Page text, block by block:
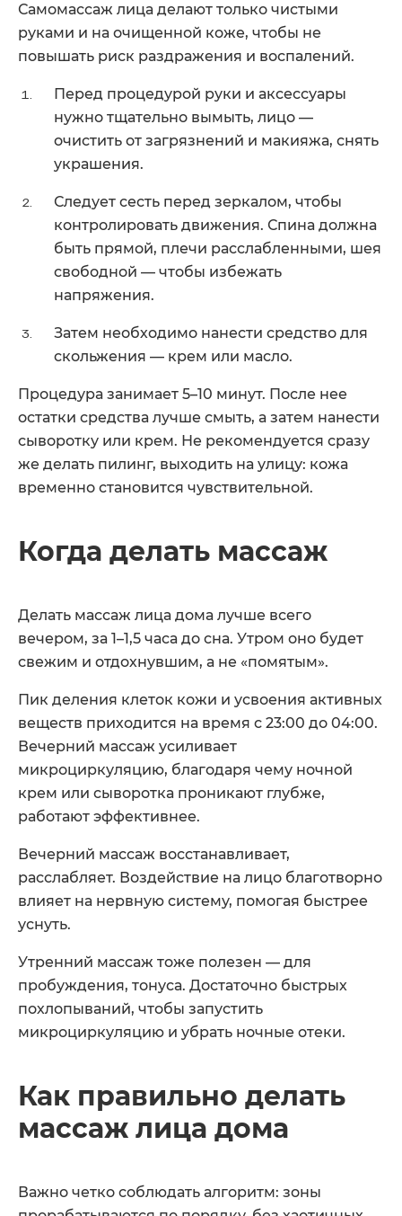
Самомассаж лица делают только чистыми
руками и на очищенной коже, чтобы не
повышать риск раздражения и воспалений.
Перед процедурой руки и аксессуары
нужно тщательно вымыть, лицо —
очистить от загрязнений и макияжа, снять
украшения.
Следует сесть перед зеркалом, чтобы
контролировать движения. Спина должна
быть прямой, плечи расслабленными, шея
свободной — чтобы избежать
напряжения.
Затем необходимо нанести средство для
скольжения — крем или масло.
Процедура занимает 5–10 минут. После нее
остатки средства лучше смыть, а затем нанести
сыворотку или крем. Не рекомендуется сразу
же делать пилинг, выходить на улицу: кожа
временно становится чувствительной.
Когда делать массаж
Делать массаж лица дома лучше всего
вечером, за 1–1,5 часа до сна. Утром оно будет
свежим и отдохнувшим, а не «помятым».
Пик деления клеток кожи и усвоения активных
веществ приходится на время с 23:00 до 04:00.
Вечерний массаж усиливает
микроциркуляцию, благодаря чему ночной
крем или сыворотка проникают глубже,
работают эффективнее.
Вечерний массаж восстанавливает,
расслабляет. Воздействие на лицо благотворно
влияет на нервную систему, помогая быстрее
уснуть.
Утренний массаж тоже полезен — для
пробуждения, тонуса. Достаточно быстрых
похлопываний, чтобы запустить
микроциркуляцию и убрать ночные отеки.
Как правильно делать
массаж лица дома
Важно четко соблюдать алгоритм: зоны